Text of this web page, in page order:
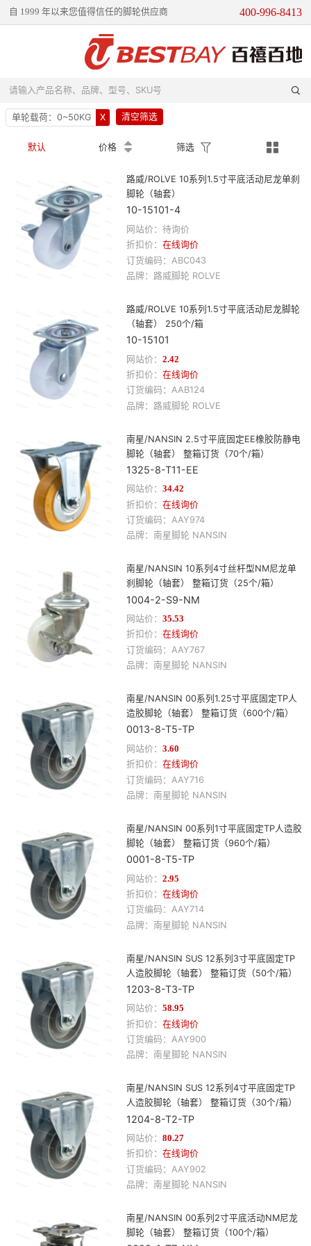
自 1999 年以来您值得信任的脚轮供应商 400-996-8413
请输入产品名称、品牌、型号、SKU号 
单轮载荷： 0~50KG X 清空筛选
默认 价格 
 筛选  
路威/ROLVE 10系列1.5寸平底活动尼龙单刹
脚轮（轴套）
10-15101-4
网站价：待询价
折扣价： 在线询价
订货编码： ABC043
品牌： 路威脚轮 ROLVE
路威/ROLVE 10系列1.5寸平底活动尼龙脚轮
（轴套） 250个/箱
10-15101
网站价： 2.42
折扣价： 在线询价
订货编码： AAB124
品牌： 路威脚轮 ROLVE
南星/NANSIN 2.5寸平底固定EE橡胶防静电
脚轮（轴套） 整箱订货（70个/箱）
1325-8-T11-EE
网站价： 34.42
折扣价： 在线询价
订货编码： AAY974
品牌： 南星 脚轮 NANSIN
南星/NANSIN 10系列4寸丝杆型NM尼龙单
刹脚轮（轴套） 整箱订货（25个/箱）
1004-2-S9-NM
网站价： 35.53
折扣价： 在线询价
订货编码： AAY767
品牌： 南星 脚轮 NANSIN
南星/NANSIN 00系列1.25寸平底固定TP人
造胶脚轮（轴套） 整箱订货（600个/箱）
0013-8-T5-TP
网站价： 3.60
折扣价： 在线询价
订货编码： AAY716
品牌： 南星 脚轮 NANSIN
南星/NANSIN 00系列1寸平底固定TP人造胶
脚轮（轴套） 整箱订货（960个/箱）
0001-8-T5-TP
网站价： 2.95
折扣价： 在线询价
订货编码： AAY714
品牌： 南星 脚轮 NANSIN
南星/NANSIN SUS 12系列3寸平底固定TP
人造胶脚轮（轴套） 整箱订货（50个/箱）
1203-8-T3-TP
网站价： 58.95
折扣价： 在线询价
订货编码： AAY900
品牌： 南星 脚轮 NANSIN
南星/NANSIN SUS 12系列4寸平底固定TP
人造胶脚轮（轴套） 整箱订货（30个/箱）
1204-8-T2-TP
网站价： 80.27
折扣价： 在线询价
订货编码： AAY902
品牌： 南星 脚轮 NANSIN
南星/NANSIN 00系列2寸平底活动NM尼龙
脚轮（轴套） 整箱订货（100个/箱）